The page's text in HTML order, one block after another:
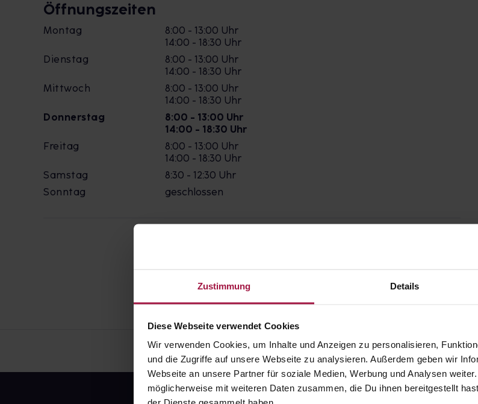
Zustimmung Details
Diese Webseite verwendet Cookies
Wir verwenden Cookies, um Inhalte und Anzeigen zu personalisieren,
und die Zugriffe auf unsere Webseite zu analysieren. Außerdem geben wir
Webseite an unsere Partner für soziale Medien, Werbung und Analysen
möglicherweise mit weiteren Daten zusammen, die Du ihnen bereitgestellt
Öffnungszeiten
Montag
8:00 - 13:00 Uhr
14:00 - 18:30 Uhr
Dienstag
8:00 - 13:00 Uhr
14:00 - 18:30 Uhr
Mittwoch
8:00 - 13:00 Uhr
14:00 - 18:30 Uhr
Donnerstag
8:00 - 13:00 Uhr
14:00 - 18:30 Uhr
Freitag
8:00 - 13:00 Uhr
14:00 - 18:30 Uhr
Samstag
8:30 - 12:30 Uhr
Sonntag
geschlossen